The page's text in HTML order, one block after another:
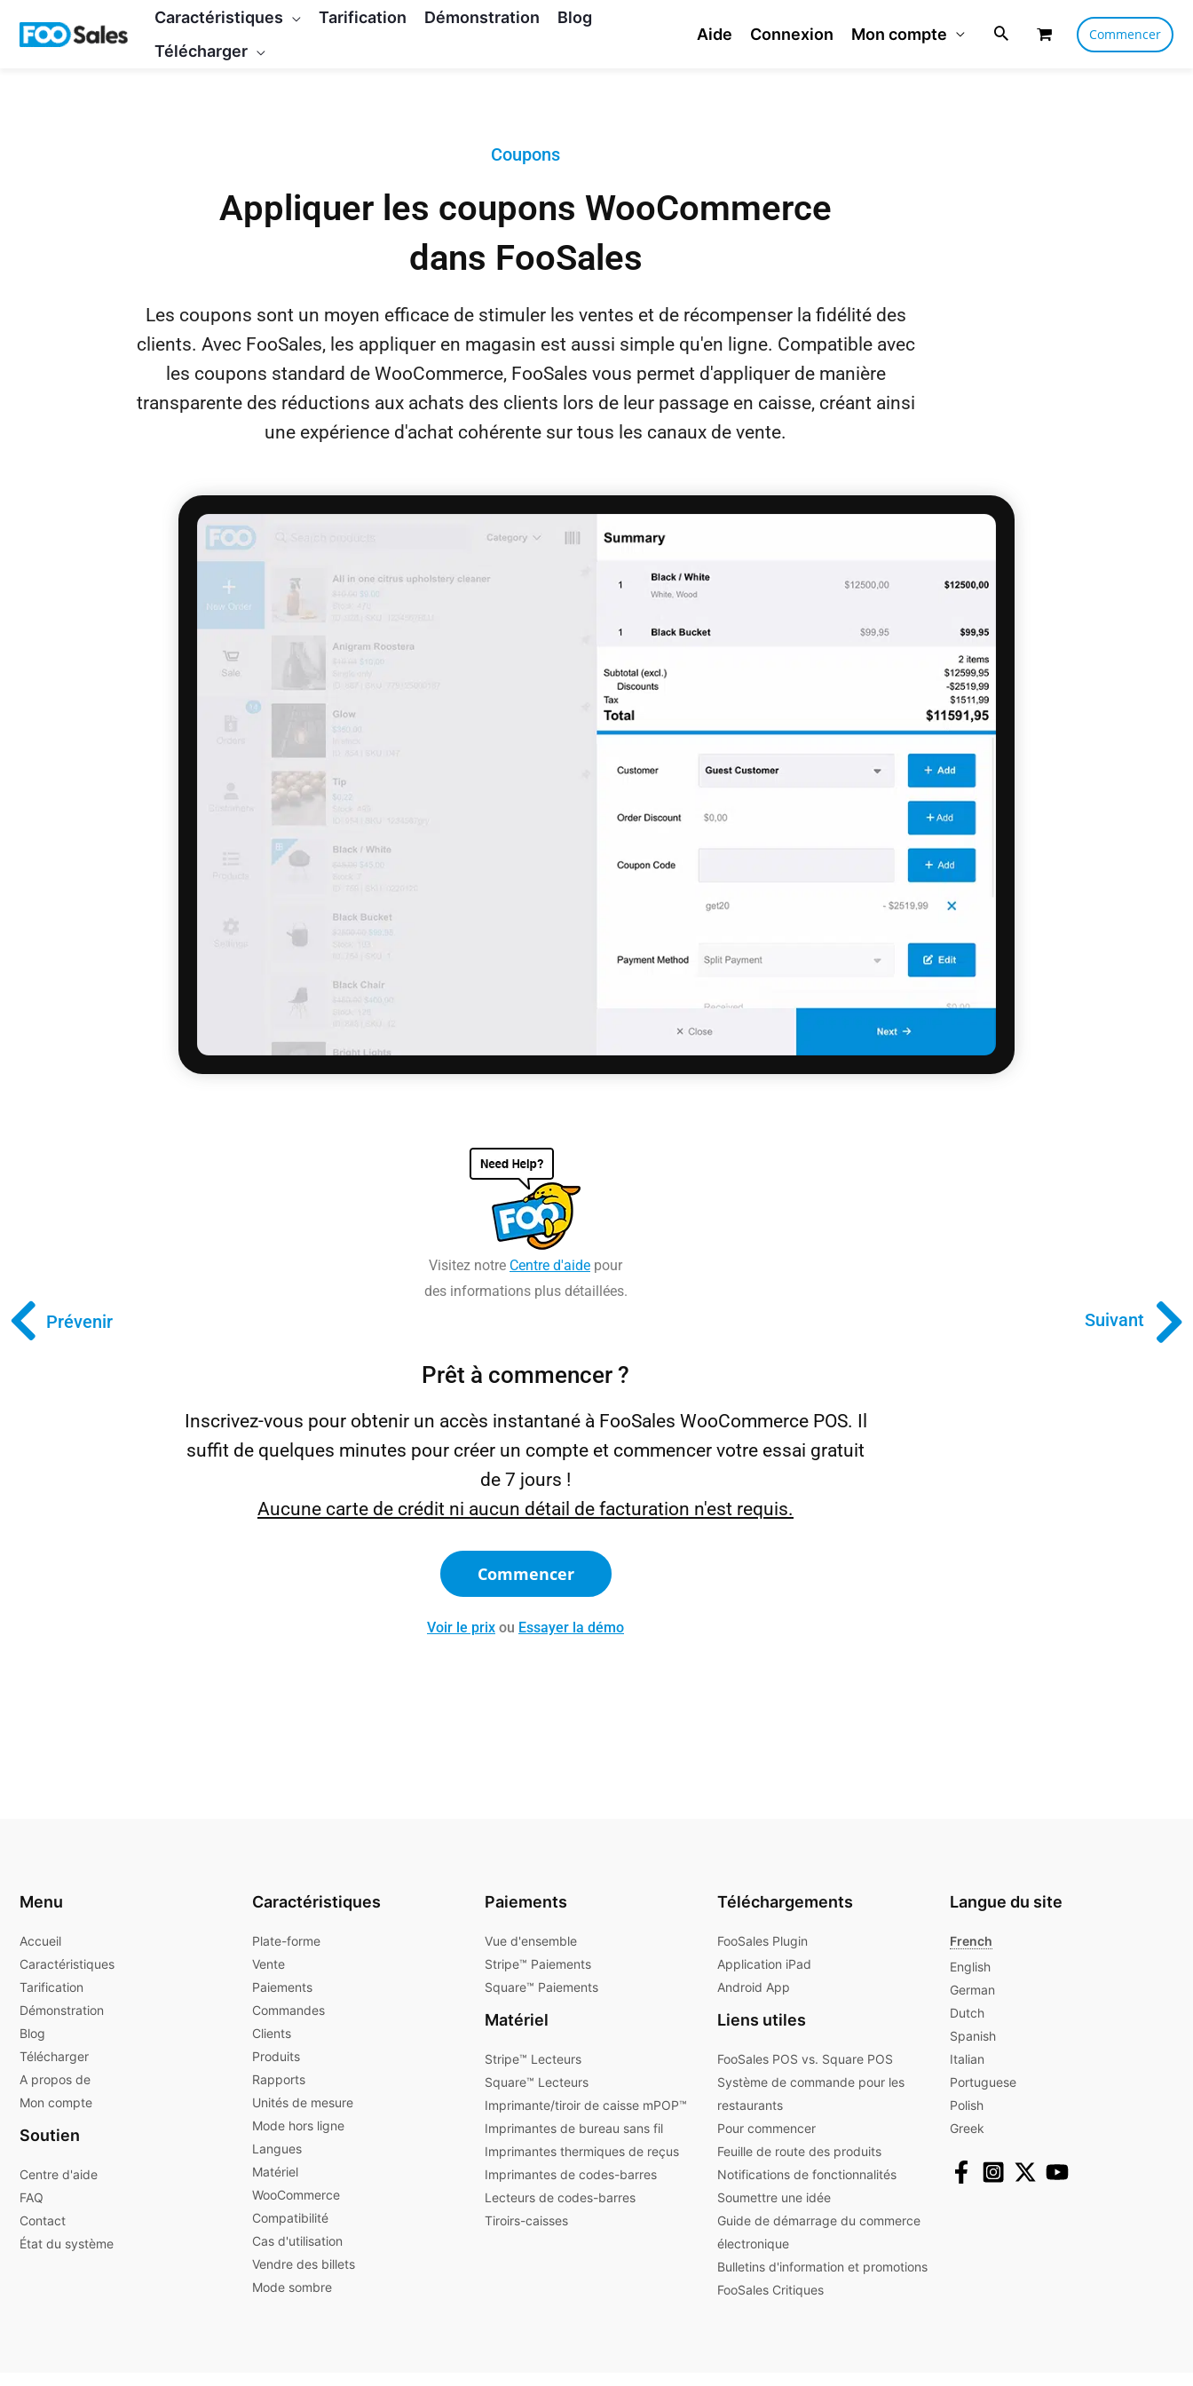
Caractéristiques Tarification Démonstration
Blog
Télécharger
Aide Connexion Mon compte Commencer
Coupons
Appliquer les coupons WooCommerce
dans FooSales
Les coupons sont un moyen efficace de stimuler les ventes et de récompenser la fidélité des
clients. Avec FooSales, les appliquer en magasin est aussi simple qu'en ligne. Compatible avec
les coupons standard de WooCommerce, FooSales vous permet d'appliquer de manière
transparente des réductions aux achats des clients lors de leur passage en caisse, créant ainsi
une expérience d'achat cohérente sur tous les canaux de vente.
Visitez notre Centre d'aide pour
des informations plus détaillées.
Prêt à commencer ?
Inscrivez-vous pour obtenir un accès instantané à FooSales WooCommerce POS. Il
suffit de quelques minutes pour créer un compte et commencer votre essai gratuit
de 7 jours !
Aucune carte de crédit ni aucun détail de facturation n'est requis.
Commencer
Voir le prix ou Essayer la démo
Suivant
Prévenir
Menu
Accueil
Caractéristiques
Tarification
Démonstration
Blog
Télécharger
A propos de
Mon compte
Soutien
Centre d'aide
FAQ
Contact
État du système
Caractéristiques
Plate-forme
Vente
Paiements
Commandes
Clients
Produits
Rapports
Unités de mesure
Mode hors ligne
Langues
Matériel
WooCommerce
Compatibilité
Cas d'utilisation
Vendre des billets
Mode sombre
Paiements
Vue d'ensemble
Stripe™ Paiements
Square™ Paiements
Matériel
Stripe™ Lecteurs
Square™ Lecteurs
Imprimante/tiroir de caisse mPOP™
Imprimantes de bureau sans fil
Imprimantes thermiques de reçus
Imprimantes de codes-barres
Lecteurs de codes-barres
Tiroirs-caisses
Téléchargements
FooSales Plugin
Application iPad
Android App
Liens utiles
FooSales POS vs. Square POS
Système de commande pour les
restaurants
Pour commencer
Feuille de route des produits
Notifications de fonctionnalités
Soumettre une idée
Guide de démarrage du commerce
électronique
Bulletins d'information et promotions
FooSales Critiques
Langue du site
French
English
German
Dutch
Spanish
Italian
Portuguese
Polish
Greek